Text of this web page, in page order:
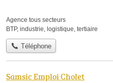
Agence tous secteurs
BTP, industrie, logistique, tertiaire
Téléphone
Samsic Emploi Cholet